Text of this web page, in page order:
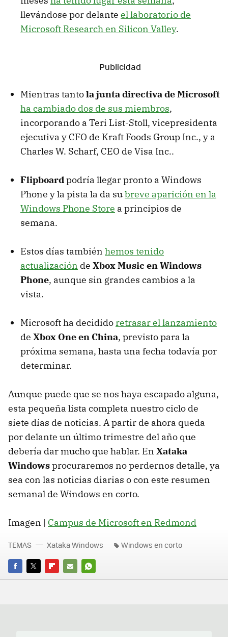
llevándose por delante el laboratorio de
Microsoft Research en Silicon Valley.
Mientras tantola junta directiva de Microsoft
ha cambiado dos de sus miembros,
incorporando a Teri List-Stoll, vicepresidenta
ejecutiva y CFO de Kraft Foods Group Inc., y a
Charles W. Scharf, CEO de Visa Inc..
Flipboardpodría llegar pronto a Windows
Phone y la pista la da subreve aparición en la
Windows Phone Store a principios de
semana.
Estos días también hemos tenido
actualización de Xbox Music en Windows
Phone, aunque sin grandes cambios a la
vista.
Microsoft ha decidido retrasar el lanzamiento
de Xbox One en China, previsto para la
próxima semana, hasta una fecha todavía por
determinar.
Aunque puede que se nos haya escapado alguna,
esta pequeña lista completa nuestro ciclo de
siete días de noticias. A partir de ahora queda
por delante un último trimestre del año que
debería dar mucho que hablar. En Xataka
Windowsprocuraremos no perdernos detalle, ya
sea con las noticias diarias o con este resumen
semanal de Windows en corto.
Imagen | Campus de Microsoft en Redmond
FACEBOOK
TWITTERFLIPBOARD
E-
WHATSAPP
TEMAS Xataka Windows Windows en corto